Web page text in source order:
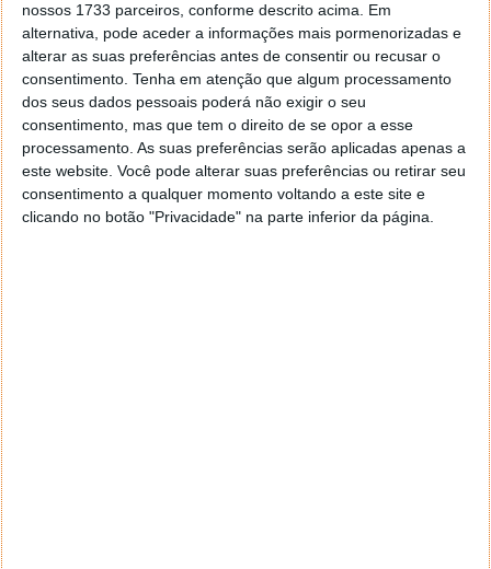
nossos 1733 parceiros, conforme descrito acima. Em
alternativa, pode aceder a informações mais pormenorizadas e
alterar as suas preferências antes de consentir ou recusar o
consentimento. Tenha em atenção que algum processamento
dos seus dados pessoais poderá não exigir o seu
consentimento, mas que tem o direito de se opor a esse
processamento. As suas preferências serão aplicadas apenas a
este website. Você pode alterar suas preferências ou retirar seu
consentimento a qualquer momento voltando a este site e
clicando no botão "Privacidade" na parte inferior da página.